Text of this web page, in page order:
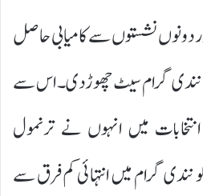
دونوں نشستوں سے کامیابی حاصل
نندی گرام سیٹ چھوڑ دی۔ اس سے
انتخابات میں انہوں نے ترنمول
نندی گرام میں انتہائی کم فرق سے